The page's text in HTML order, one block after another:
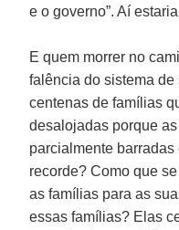
e o governo”. Aí
E quem morrer no
falência do sistema
centenas de famílias
desalojadas porque
parcialmente
recorde? Como que
as famílias para as
essas famílias? Elas